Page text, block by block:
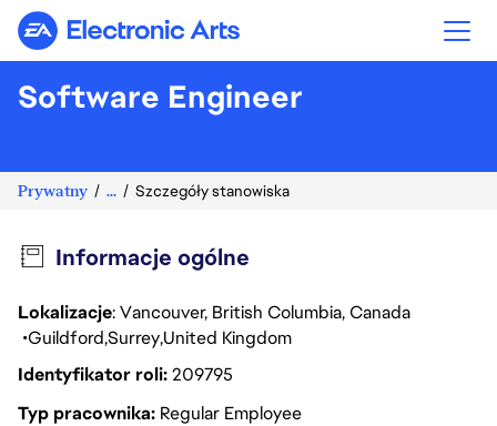
Electronic Arts
Software Engineer
Prywatny ... Szczegóły stanowiska
Informacje ogólne
Lokalizacje: Vancouver, British Columbia, Canada
GuildfordSurreyUnited Kingdom
Identyfikator roli209795
Typ pracownika Regular Employee